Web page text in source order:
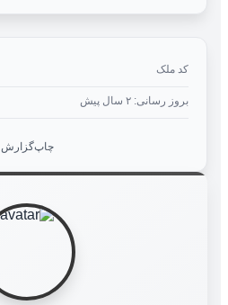
کد ملک
بروز رسانی: ۲ سال پیش
چاپگزارش